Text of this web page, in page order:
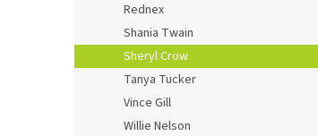
Rednex
Shania Twain
Sheryl Crow
Tanya Tucker
Vince Gill
Willie Nelson